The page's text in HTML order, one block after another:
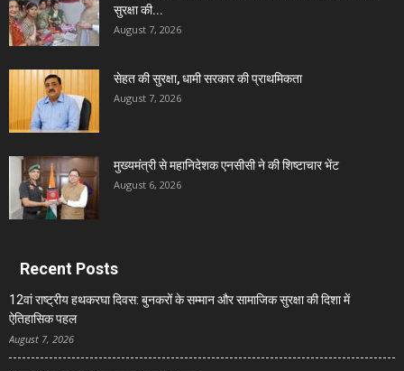
सुरक्षा की...
August 7, 2026
सेहत की सुरक्षा, धामी सरकार की प्राथमिकता
August 7, 2026
मुख्यमंत्री से महानिदेशक एनसीसी ने की शिष्टाचार भेंट
August 6, 2026
Recent Posts
12वां राष्ट्रीय हथकरघा दिवस: बुनकरों के सम्मान और सामाजिक सुरक्षा की दिशा में
ऐतिहासिक पहल
August 7, 2026